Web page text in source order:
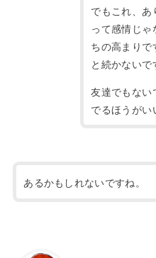
でもこれ、あ
って感情じ
ちの高まりで
と続かないで
友達でもない
でるほうがい
あるかもしれないですね。